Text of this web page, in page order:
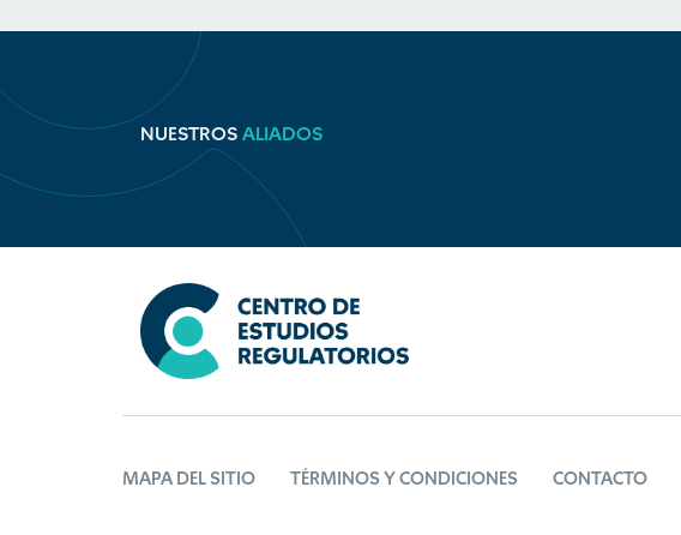
NUESTROS ALIADOS
MAPA DEL SITIO TÉRMINOS Y CONDICIONES CONTACTO